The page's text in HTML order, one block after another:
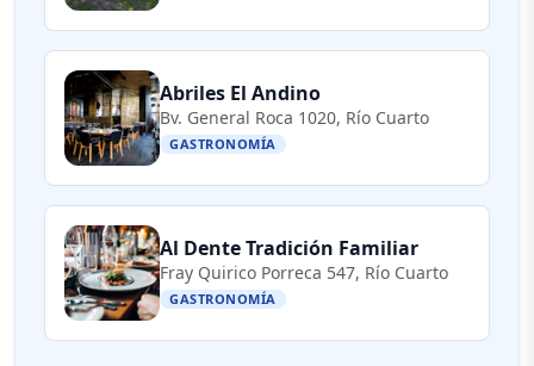
Abriles El Andino
Bv. General Roca 1020, Río Cuarto
GASTRONOMÍA
Al Dente Tradición Familiar
Fray Quirico Porreca 547, Río Cuarto
GASTRONOMÍA